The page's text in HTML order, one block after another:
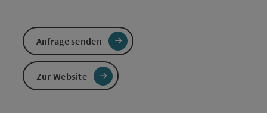
Anfrage senden
Zur Website